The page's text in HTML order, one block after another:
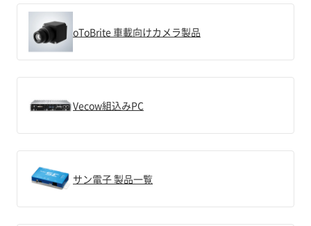
oToBrite 車載向けカメラ製品
Vecow組込みPC
サン電子 製品一覧